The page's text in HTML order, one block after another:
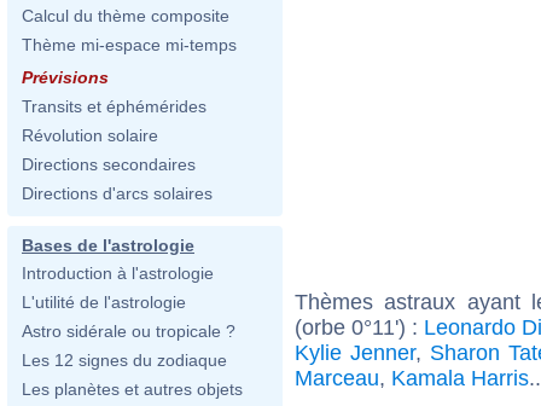
Calcul du thème composite
Thème mi-espace mi-temps
Prévisions
Transits et éphémérides
Révolution solaire
Directions secondaires
Directions d'arcs solaires
Bases de l'astrologie
Introduction à l'astrologie
L'utilité de l'astrologie
Astro sidérale ou tropicale ?
Les 12 signes du zodiaque
Les planètes et autres objets
Thèmes astraux ayant
(orbe 0°11') : Leonardo
Kylie Jenner, Sharon
Marceau, Kamala Harris